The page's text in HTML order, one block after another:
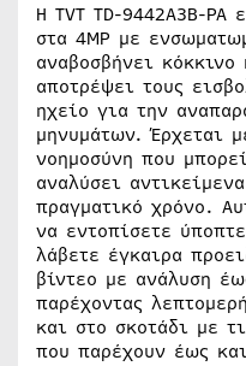
Η TVT TD-9442A3B-
στα 4MP με
αναβοσβήνει
αποτρέψει τους
ηχείο για την
μηνυμάτων. Έρχεται
νοημοσύνη που
αναλύσει
πραγματικό χρόνο.
να εντοπίσετε
λάβετε έγκαιρα
βίντεο με ανάλυση
παρέχοντας
και στο σκοτάδι με
που παρέχουν έως